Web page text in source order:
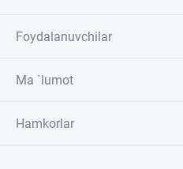
Foydalanuvchilar
Ma `lumot
Hamkorlar